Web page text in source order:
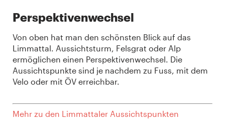
Perspektivenwechsel
Von oben hat man den schönsten Blick auf das
Limmattal. Aussichtsturm, Felsgrat oder Alp
ermöglichen einen Perspektivenwechsel. Die
Aussichtspunkte sind je nachdem zu Fuss, mit dem
Velo oder mit ÖV erreichbar.
Mehr zu den Limmattaler Aussichtspunkten